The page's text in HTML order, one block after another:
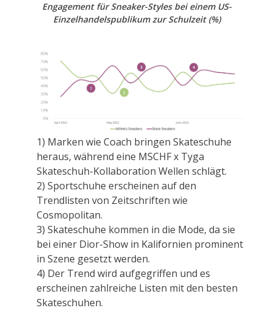
Engagement für Sneaker-Styles bei einem US-
Einzelhandelspublikum zur Schulzeit (%)
1) Marken wie Coach bringen Skateschuhe
heraus, während eine MSCHF x Tyga
Skateschuh-Kollaboration Wellen schlägt.
2) Sportschuhe erscheinen auf den
Trendlisten von Zeitschriften wie
Cosmopolitan.
3) Skateschuhe kommen in die Mode, da sie
bei einer Dior-Show in Kalifornien prominent
in Szene gesetzt werden.
4) Der Trend wird aufgegriffen und es
erscheinen zahlreiche Listen mit den besten
Skateschuhen.